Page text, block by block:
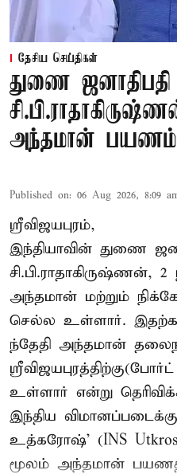
தேசிய செய்திகள்
துணை ஜனாதிபதி
அந்தமான் பயணம்
Published on: 06 Aug 2026, 8:09
ஸ்ரீவிஜயபுரம்,
இந்தியாவின் துணை
சி.பி.ராதாகிருஷ்ணன்,
அந்தமான் மற்றும்
செல்ல உள்ளார்.
ந்தேதி அந்தமான்
உள்ளார் என்று
இந்திய
உத்கரோஷ்' (INS
மூலம் அந்தமான்